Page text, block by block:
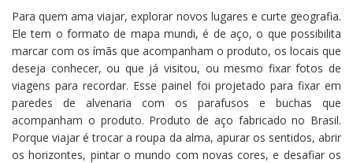
Para quem ama viajar, explorar novos lugares e curte geografia.
Ele tem o formato de mapa mundi, é de aço, o que possibilita
marcar com os ímãs que acompanham o produto, os locais que
deseja conhecer, ou que já visitou, ou mesmo fixar fotos de
viagens para recordar. Esse painel foi projetado para fixar em
paredes de alvenaria com os parafusos e buchas que
acompanham o produto. Produto de aço fabricado no Brasil.
Porque viajar é trocar a roupa da alma, apurar os sentidos, abrir
os horizontes, pintar o mundo com novas cores, e desafiar os